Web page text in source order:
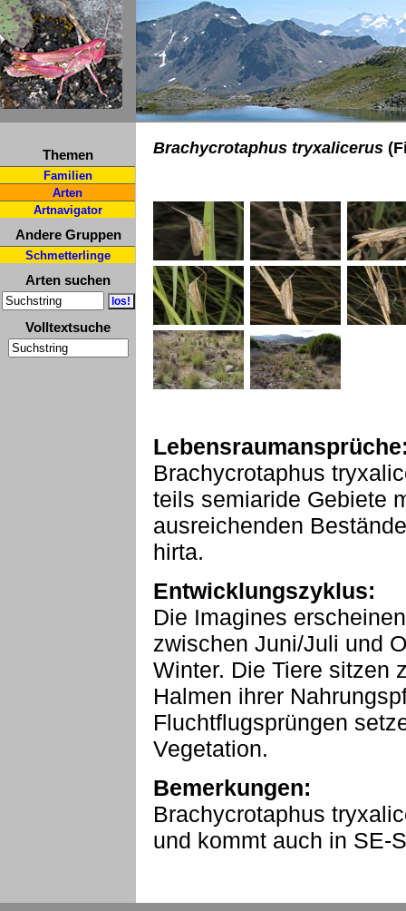
Themen
Familien
Arten
Artnavigator
Andere Gruppen
Schmetterlinge
Arten suchen
Volltextsuche
Brachycrotaphus tryxalicerus
Brachycrotaphus
teils semiaride Gebiete
ausreichenden
hirta.
Entwicklungszyklus:
Die Imagines
zwischen Juni/Juli und
Winter. Die Tiere sitzen
Halmen ihrer
Fluchtflugsprüngen
Vegetation.
Bemerkungen:
Brachycrotaphus
und kommt auch in SE-